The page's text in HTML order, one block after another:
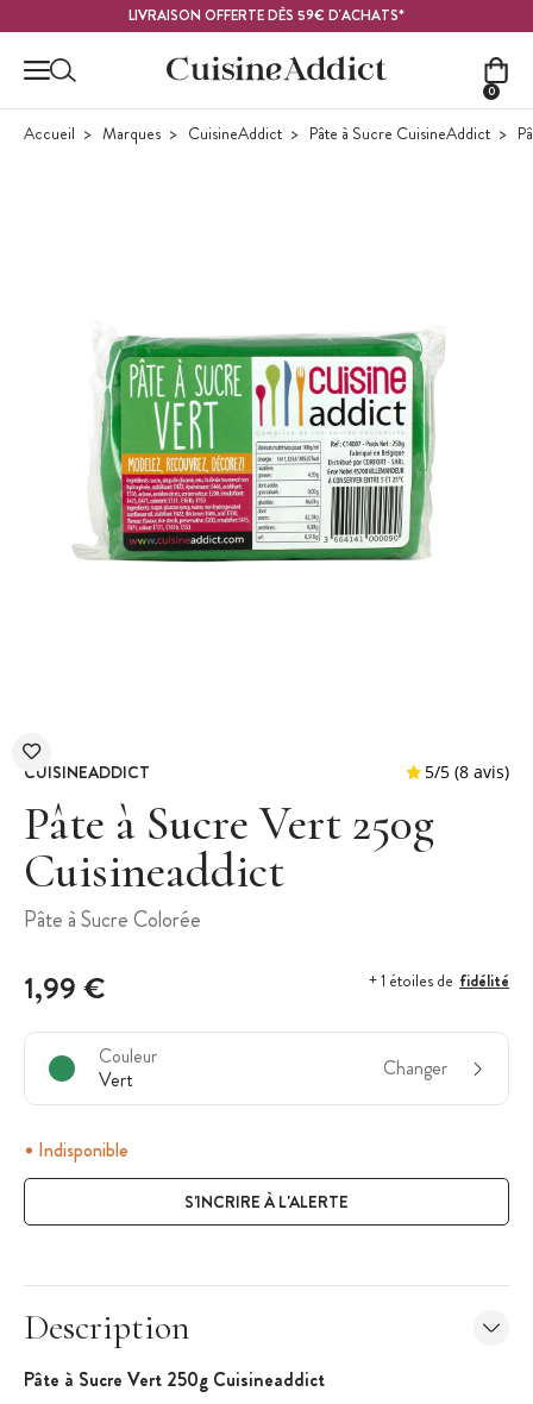
LIVRAISON OFFERTE DÈS 59€ D'ACHATS*
0
Accueil Marques CuisineAddict Pâte à Sucre CuisineAddict
CUISINEADDICT
Pâte à Sucre Vert 250g
Cuisineaddict
Pâte à Sucre Colorée
1,99 € + 1 étoiles de fidélité
Couleur
Vert
Changer
Indisponible
S'INCRIRE À L'ALERTE
Description
Pâte à Sucre Vert 250g Cuisineaddict